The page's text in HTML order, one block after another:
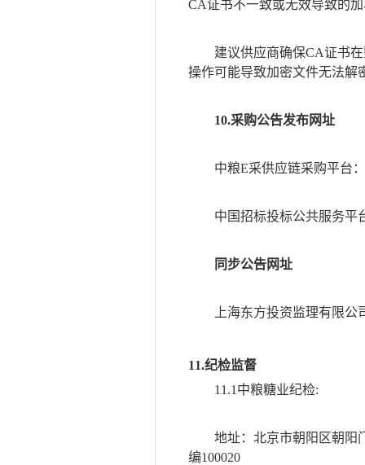
CA证书不一致或无效导致的
建议供应商确保CA证书
操作可能导致加密文件无法解
10.采购公告发布网址
中粮E采供应链采购平台：
中国招标投标公共服务平
同步公告网址
上海东方投资监理有限公
11.纪检监督
11.1中粮糖业纪检:
地址：北京市朝阳区朝阳
编100020